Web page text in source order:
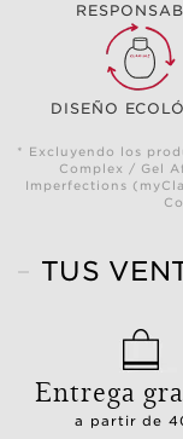
DISEÑO
* Excluyendo los
Complex / Gel
Imperfections
TUS
Entrega
a partir de